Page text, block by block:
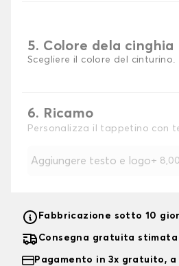
5. Colore dela cinghia
Scegliere il colore del cinturino.
6. Ricamo
Personalizza il tappetino con
Aggiungere testo e logo+
Fabbricazione sotto 10
Consegna gratuita stimata
Pagamento in 3x gratuito,